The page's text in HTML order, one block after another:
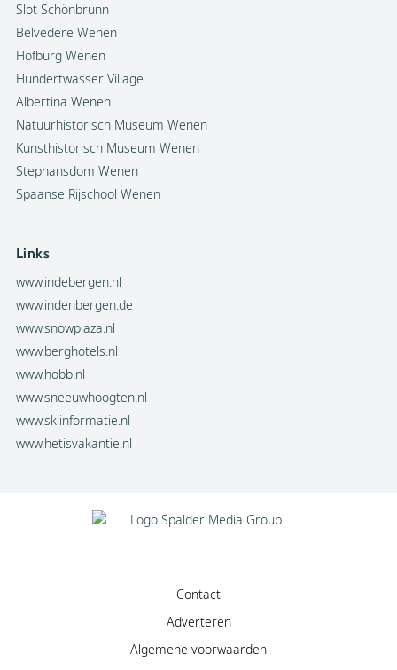
Slot Schönbrunn
Belvedere Wenen
Hofburg Wenen
Hundertwasser Village
Albertina Wenen
Natuurhistorisch Museum Wenen
Kunsthistorisch Museum Wenen
Stephansdom Wenen
Spaanse Rijschool Wenen
Links
www.indebergen.nl
www.indenbergen.de
www.snowplaza.nl
www.berghotels.nl
www.hobb.nl
www.sneeuwhoogten.nl
www.skiinformatie.nl
www.hetisvakantie.nl
Contact
Adverteren
Algemene voorwaarden